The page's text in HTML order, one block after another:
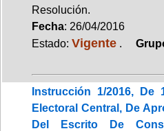
Resolución.
Fecha: 26/04/2016
Estado: Vigente .
Instrucción 1/2016,
Electoral Central, De
Del Escrito De